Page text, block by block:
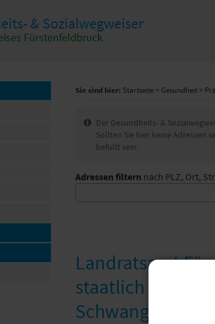
& Sozialwegweiser
Fürstenfeldbruck
Sie sind hier: Startseite> Gesundheit>
I
n
f
Der Gesundheits- &
Sollten Sie hier keine Adressen
befüllt sein.
Adressen filtern nach PLZ, Ort,
Landratsamt
staatlich